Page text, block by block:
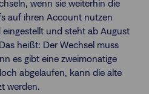
wenn sie weiterhin die
auf ihren Account nutzen
und steht ab August
heißt: Der Wechsel muss
es gibt eine zweimonatige
abgelaufen, kann die alte
werden.